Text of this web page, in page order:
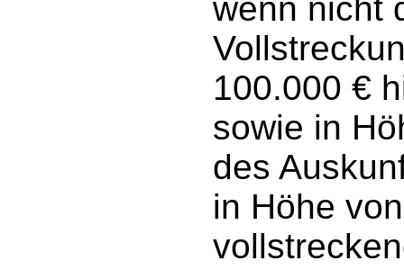
wenn nicht
100.000 €
sowie in
des
in Höhe